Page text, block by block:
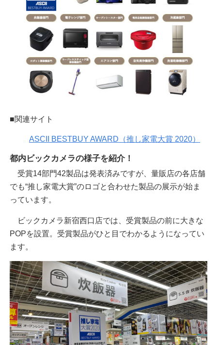
■関連サイト
ASCII BESTBUY AWARD（推し家電大賞 2020）
都内ビックカメラの様子を紹介！
受賞14部門42製品は発表済みですが、量販店の各店舗
でも“推し家電大賞”のロゴと合わせた製品の展示が始ま
っています。
ビックカメラ新宿西口店では、受賞製品の前に大きな
POPを設置。受賞製品がひと目でわかるようになってい
ます。